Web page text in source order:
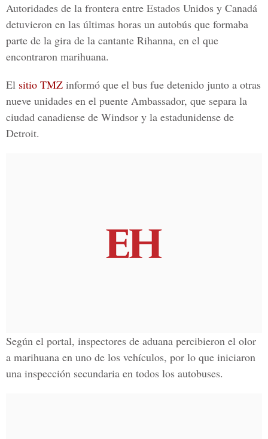
Autoridades de la frontera entre Estados Unidos y Canadá
detuvieron en las últimas horas un autobús que formaba
parte de la gira de la cantante Rihanna, en el que
encontraron marihuana.
El sitio TMZ informó que el bus fue detenido junto a otras
nueve unidades en el puente Ambassador, que separa la
ciudad canadiense de Windsor y la estadunidense de
Detroit.
Según el portal, inspectores de aduana percibieron el olor
a marihuana en uno de los vehículos, por lo que iniciaron
una inspección secundaria en todos los autobuses.